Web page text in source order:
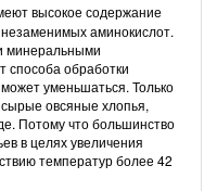
высокое содержание
аминокислот.
минеральными
способа обработки
уменьшаться. Только
овсяные хлопья,
Потому что большинство
в целях увеличения
температур более 42